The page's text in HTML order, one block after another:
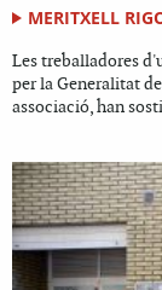
MERITXELL
Les treballadores
per la Generalitat
associació, han